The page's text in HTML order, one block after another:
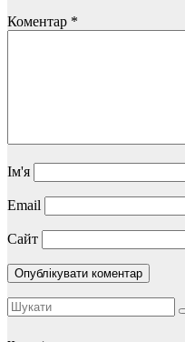
Коментар *
Ім'я
Email
Сайт